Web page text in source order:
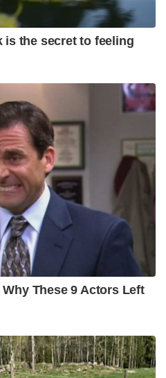
the secret to feeling
These 9 Actors Left